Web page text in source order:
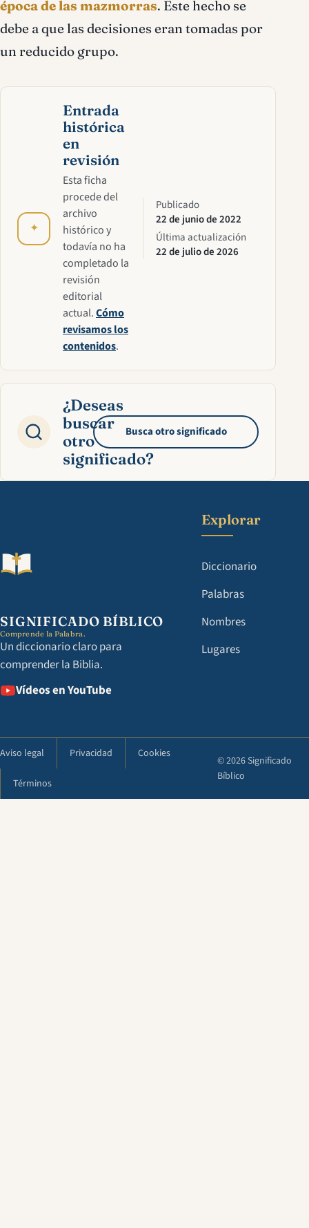
época de las mazmorras. Este hecho se
debe a que las decisiones eran tomadas por
un reducido grupo.
✦
Entrada
histórica
en
revisión
Esta ficha
procede del
archivo
histórico y
todavía no ha
completado la
revisión
editorial
actual.Cómo
revisamos los
contenidos.
Publicado
22 de junio de 2022
Última actualización
22 de julio de 2026
¿Deseas
buscar
otro
significado?
Busca otro significado
SIGNIFICADO BÍBLICO
Comprende la Palabra.
Un diccionario claro para
comprender la Biblia.
Vídeos en YouTube
Explorar
Diccionario
Palabras
Nombres
Lugares
Aviso legal Privacidad Cookies
Términos
© 2026 Significado
Bíblico